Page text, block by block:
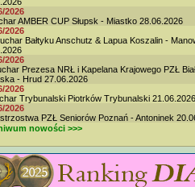
2026
AMBER CUP Słupsk - Miastko 28.06.2026
2026
Bałtyku Anschutz & Lapua Koszalin -
2026
Prezesa NRŁ i Kapelana Krajowego PZŁ
- Hrud 27.06.2026
2026
Trybunalski Piotrków Trybunalski 21.06.2026
2026
PZŁ Seniorów Poznań - Antoninek
nowości >>>